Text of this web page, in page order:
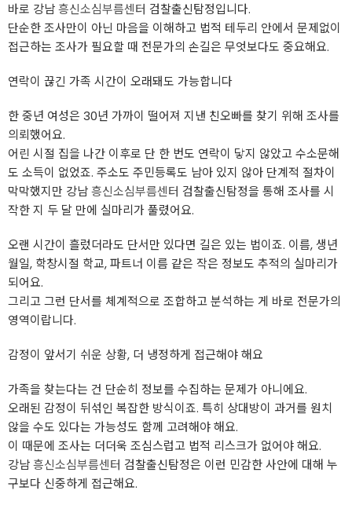
바로 강남흥신소심부름센터 검찰출신탐정입니다.
단순한 조사만이 아닌 마음을 이해하고 법적 테두리 안에서 문제없이
접근하는 조사가 필요할 때 전문가의 손길은 무엇보다도 중요해요.
연락이 끊긴 가족 시간이 오래돼도 가능합니다
한 중년 여성은 30년 가까이 떨어져 지낸 친오빠를 찾기 위해 조사를
의뢰했어요.
어린 시절 집을 나간 이후로 단 한 번도 연락이 닿지 않았고 수소문해
도 소득이 없었죠. 주소도 주민등록도 남아 있지 않아 단계적 절차이
막막했지만 강남흥신소심부름센터 검찰출신탐정을 통해 조사를 시
작한 지 두 달 만에 실마리가 풀렸어요.
오랜 시간이 흘렀더라도 단서만 있다면 길은 있는 법이죠. 이름, 생년
월일, 학창시절 학교, 파트너 이름 같은 작은 정보도 추적의 실마리가
되어요.
그리고 그런 단서를 체계적으로 조합하고 분석하는 게 바로 전문가의
영역이랍니다.
감정이 앞서기 쉬운 상황, 더 냉정하게 접근해야 해요
가족을 찾는다는 건 단순히 정보를 수집하는 문제가 아니에요.
오래된 감정이 뒤섞인 복잡한 방식이죠. 특히 상대방이 과거를 원치
않을 수도 있다는 가능성도 함께 고려해야 해요.
이 때문에 조사는 더더욱 조심스럽고 법적 리스크가 없어야 해요.
강남흥신소심부름센터 검찰출신탐정은 이런 민감한 사안에 대해 누
구보다 신중하게 접근해요.